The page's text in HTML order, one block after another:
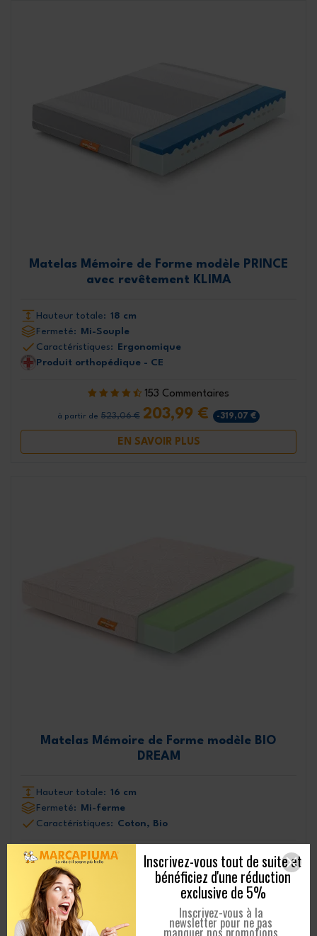
Matelas Mémoire de Forme modèle PRINCE
avec revêtement KLIMA
Hauteur totale: 18 cm
Fermeté:
Mi-Souple
Caractéristiques:
Ergonomique
Produit orthopédique - CE
153 Commentaires
à partir de 523,06 € 203,99 € -319,07 €
EN SAVOIR PLUS
Matelas Mémoire de Forme modèle BIO
DREAM
Hauteur totale: 16 cm
Fermeté: Mi-ferme
Caractéristiques: Coton, Bio
200 Commentaires
à partir de 179,99 € -281,53 €
Inscrivez-vous tout de suite et
bénéficiez d'une réduction
exclusive de 5%
Inscrivez-vous à la
newsletter pour ne pas
manquer nos promotions